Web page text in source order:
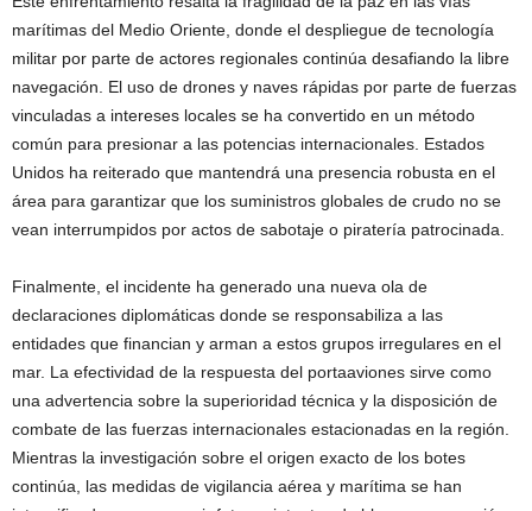
marítimas del Medio Oriente, donde el despliegue de tecnología
militar por parte de actores regionales continúa desafiando la libre
navegación. El uso de drones y naves rápidas por parte de fuerzas
vinculadas a intereses locales se ha convertido en un método
común para presionar a las potencias internacionales. Estados
Unidos ha reiterado que mantendrá una presencia robusta en el
área para garantizar que los suministros globales de crudo no se
vean interrumpidos por actos de sabotaje o piratería patrocinada.
Finalmente, el incidente ha generado una nueva ola de
declaraciones diplomáticas donde se responsabiliza a las
entidades que financian y arman a estos grupos irregulares en el
mar. La efectividad de la respuesta del portaaviones sirve como
una advertencia sobre la superioridad técnica y la disposición de
combate de las fuerzas internacionales estacionadas en la región.
Mientras la investigación sobre el origen exacto de los botes
continúa, las medidas de vigilancia aérea y marítima se han